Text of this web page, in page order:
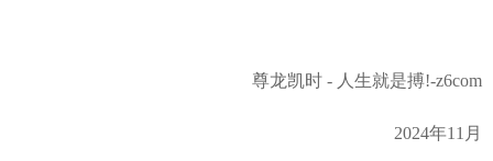
尊龙凯时 - 人生就是搏!-z6com
2024年11月